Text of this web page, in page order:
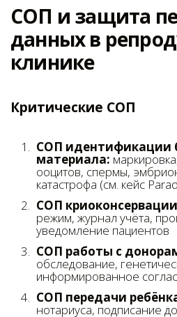
СОП и защита
данных в
клинике
Критические СОП
СОП идентификации
материала:
ооцитов, спермы,
катастрофа (см. кейс
СОП
режим, журнал учёта,
уведомление пациентов
СОП работы с
обследование,
информированное
СОП передачи
нотариуса, подписание